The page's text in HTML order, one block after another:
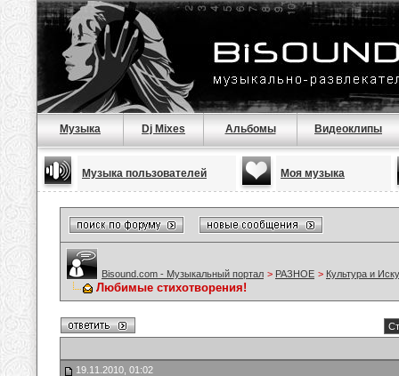
Музыка Dj Mixes Альбомы Видеоклипы
Музыка пользователей Моя музыка
Bisound.com - Музыкальный портал > РАЗНОЕ > Культура и
Любимые стихотворения!
19.11.2010, 01:02